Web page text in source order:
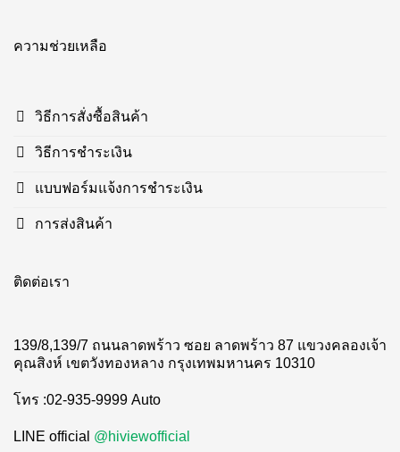
ความช่วยเหลือ
วิธีการสั่งซื้อสินค้า
วิธีการชำระเงิน
แบบฟอร์มแจ้งการชำระเงิน
การส่งสินค้า
ติดต่อเรา
139/8,139/7 ถนนลาดพร้าว ซอย ลาดพร้าว 87 แขวงคลองเจ้า
คุณสิงห์ เขตวังทองหลาง กรุงเทพมหานคร 10310
โทร :02-935-9999 Auto
LINE official @hiviewofficial